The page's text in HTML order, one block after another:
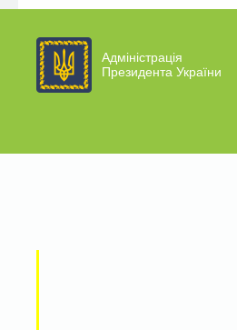
Адміністрація
Президента України